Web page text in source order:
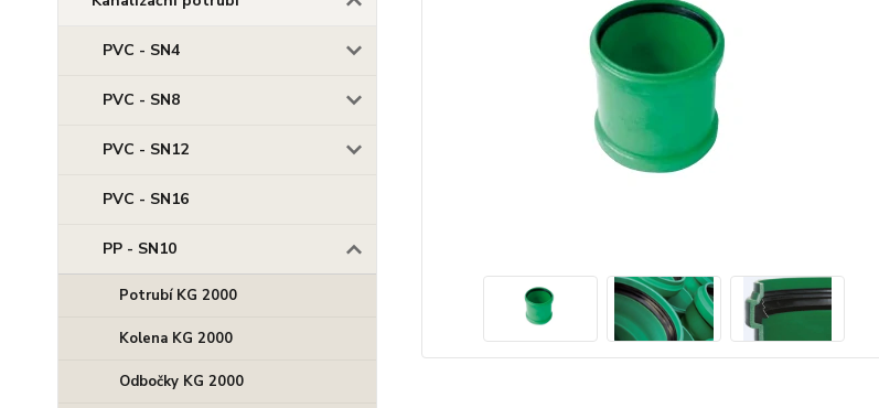
PVC - SN4
PVC - SN8
PVC - SN12
PVC - SN16
PP - SN10
Potrubí KG 2000
Kolena KG 2000
Odbočky KG 2000